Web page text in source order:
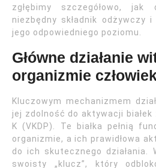
zgłębimy szczegółowo, jak
niezbędny składnik odżywczy
jego odpowiedniego poziomu.
Główne działanie
organizmie
Kluczowym mechanizmem
jej zdolność do aktywacji
K (VKDP). Te białka pełnią
organizmie, a ich prawidłowa
do ich skutecznego działania.
swoisty „klucz”, który